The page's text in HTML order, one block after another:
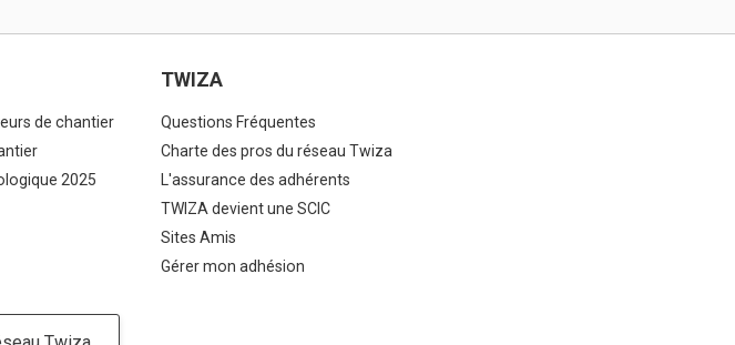
de chantier
2025
TWIZA
Questions Fréquentes
Charte des pros du réseau Twiza
L'assurance des adhérents
TWIZA devient une SCIC
Sites Amis
Gérer mon adhésion